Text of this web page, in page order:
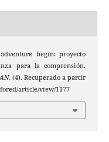
begin: proyecto
para la comprensión.
, (4). Recuperado a partir
article/view/1177